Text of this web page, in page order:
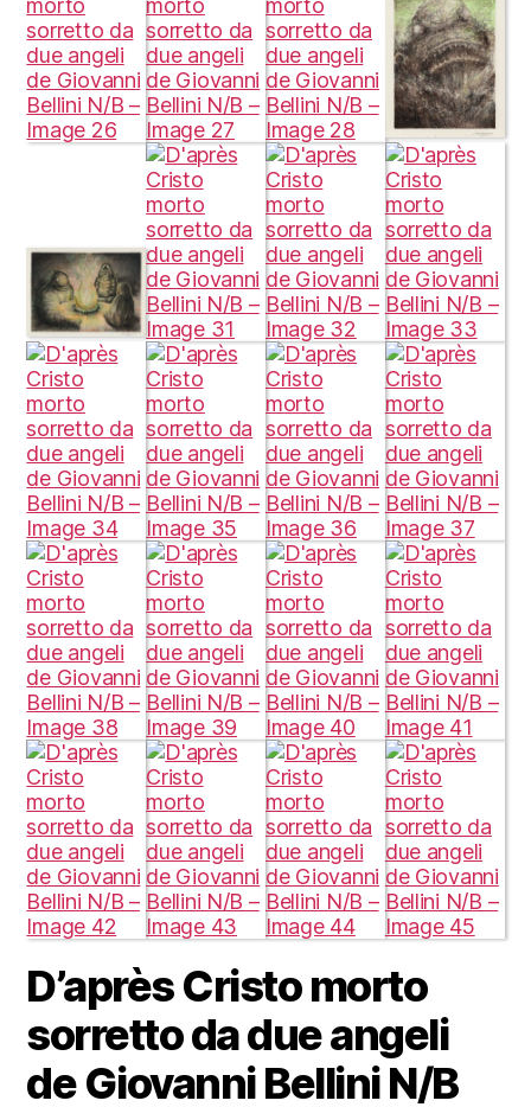
D’après Cristo morto
sorretto da due angeli
de Giovanni Bellini N/B